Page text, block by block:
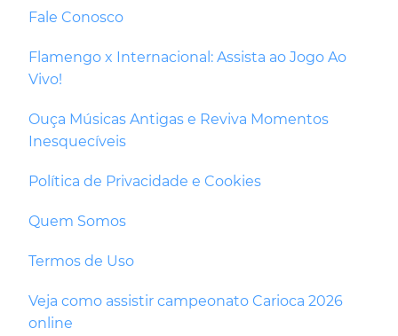
Fale Conosco
Flamengo x Internacional: Assista ao Jogo Ao
Vivo!
Ouça Músicas Antigas e Reviva Momentos
Inesquecíveis
Política de Privacidade e Cookies
Quem Somos
Termos de Uso
Veja como assistir campeonato Carioca 2026
online